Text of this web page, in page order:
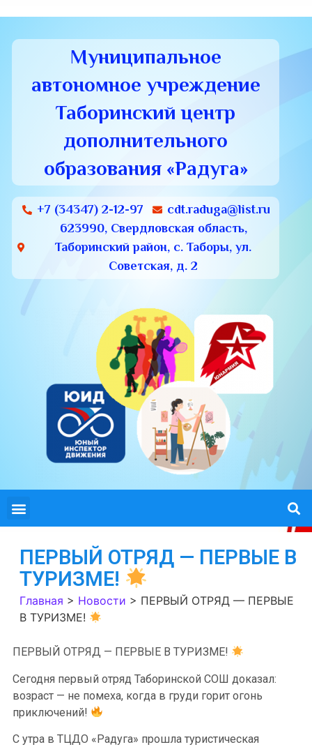
Муниципальное
автономное учреждение
Таборинский центр
дополнительного
образования «Радуга»
+7 (34347) 2-12-97
cdt.raduga@list.ru
623990, Свердловская область,
Таборинский район, с. Таборы, ул.
Советская, д. 2
ПЕРВЫЙ ОТРЯД — ПЕРВЫЕ В
ТУРИЗМЕ!
Главная > Новости > ПЕРВЫЙ ОТРЯД — ПЕРВЫЕ
В ТУРИЗМЕ!
ПЕРВЫЙ ОТРЯД — ПЕРВЫЕ В ТУРИЗМЕ!
Сегодня первый отряд Таборинской СОШ доказал:
возраст — не помеха, когда в груди горит огонь
приключений!
С утра в ТЦДО «Радуга» прошла туристическая